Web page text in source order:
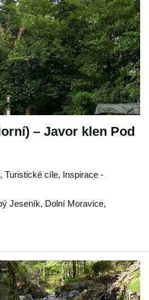
– Javor klen Pod
Turistické cíle, Inspirace -
Jeseník, Dolní Moravice,